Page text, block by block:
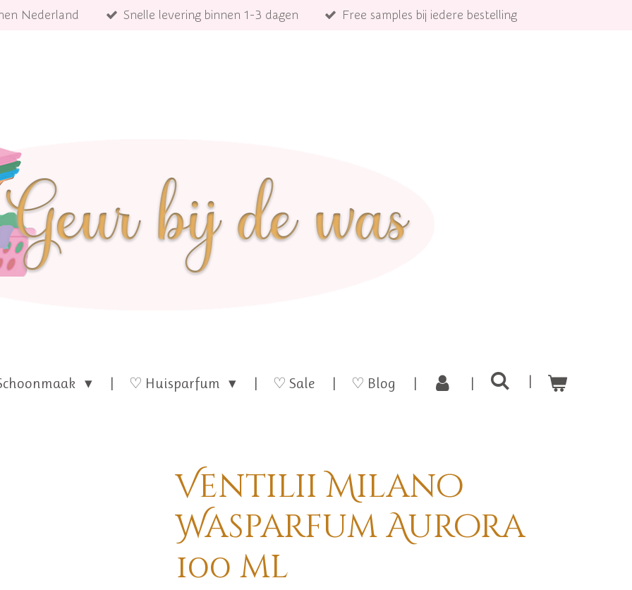
Nederland Snelle levering binnen 1-3 dagen Free samples bij iedere bestelling
♡ Huisparfum ♡ Sale ♡ Blog
Ventilii Milano
Wasparfum Aurora
100 ml